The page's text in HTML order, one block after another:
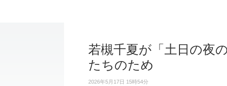
若槻千夏が「土日の夜
たちのため
2026年5月17日 15時54分